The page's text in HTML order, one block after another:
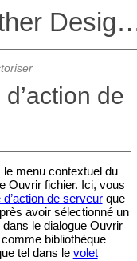
Altova
de
menu contextuel du
Ouvrir fichier. Ici, vous
de serveurque
avoir sélectionné un
le dialogue Ouvrir
bibliothèque
tel dans le volet